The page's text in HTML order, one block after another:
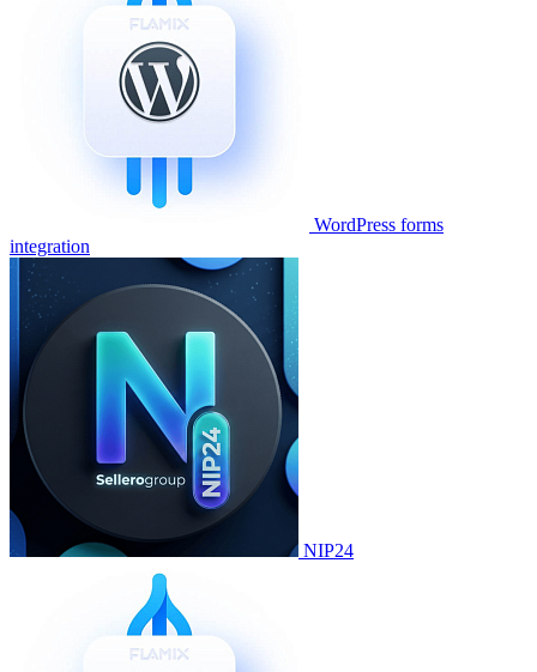
WordPress forms
integration
NIP24